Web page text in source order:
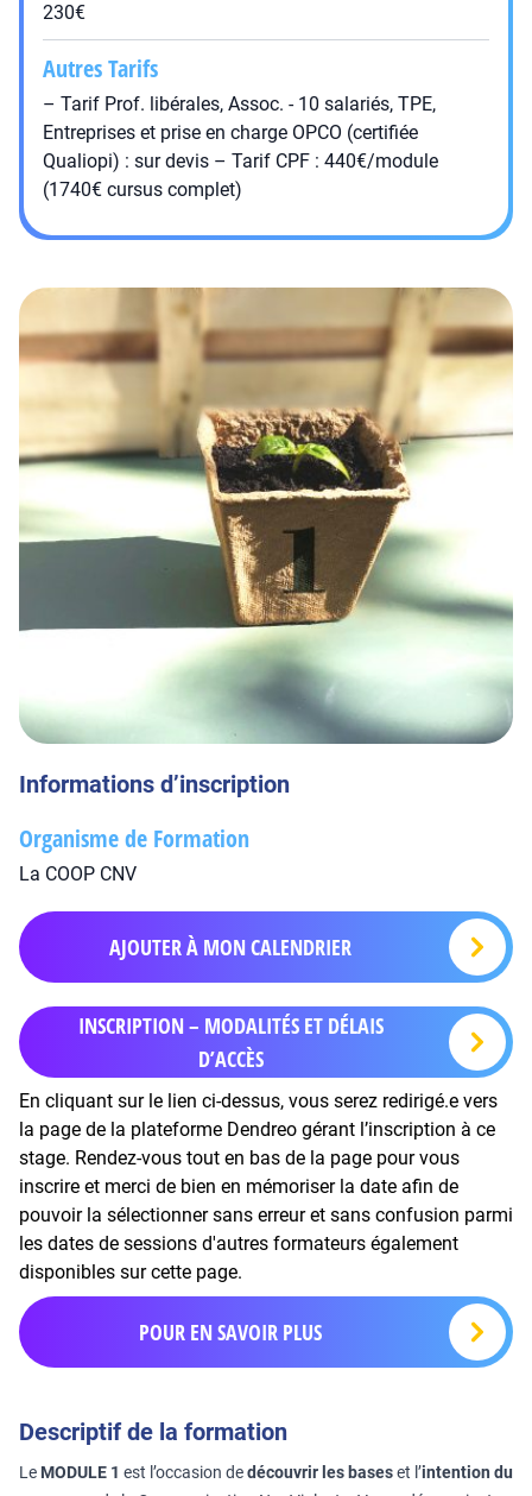
230€
Autres Tarifs
– Tarif Prof. libérales, Assoc. - 10 salariés, TPE,
Entreprises et prise en charge OPCO (certifiée
Qualiopi) : sur devis – Tarif CPF : 440€/module
(1740€ cursus complet)
Informations d’inscription
Organisme de Formation
La COOP CNV
AJOUTER À MON CALENDRIER
INSCRIPTION – MODALITÉS ET DÉLAIS
D’ACCÈS
En cliquant sur le lien ci-dessus, vous serez redirigé.e vers
la page de la plateforme Dendreo gérant l’inscription à ce
stage. Rendez-vous tout en bas de la page pour vous
inscrire et merci de bien en mémoriser la date afin de
pouvoir la sélectionner sans erreur et sans confusion parmi
les dates de sessions d'autres formateurs également
disponibles sur cette page.
POUR EN SAVOIR PLUS
Descriptif de la formation
Le MODULE 1 est l’occasion dedécouvrir les baseset l’intention du